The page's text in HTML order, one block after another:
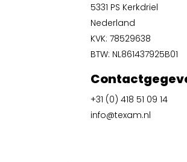
5331 PS Kerkdriel
Nederland
KVK: 78529638
BTW: NL861437925B01
+31 (0) 418 51 09 14
info@texam.nl